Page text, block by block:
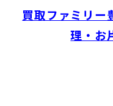
買取ファミリー
理・お